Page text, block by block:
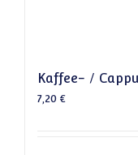
Kaffee- /
7,20 €